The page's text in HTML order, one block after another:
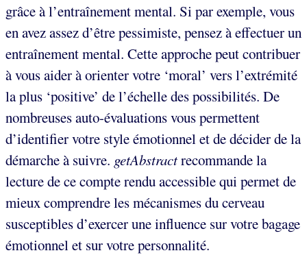
grâce à l’entraînement mental. Si par exemple, vous
en avez assez d’être pessimiste, pensez à effectuer un
entraînement mental. Cette approche peut contribuer
à vous aider à orienter votre ‘moral’ vers l’extrémité
la plus ‘positive’ de l’échelle des possibilités. De
nombreuses auto-évaluations vous permettent
d’identifier votre style émotionnel et de décider de la
démarche à suivre. getAbstractrecommande la
lecture de ce compte rendu accessible qui permet de
mieux comprendre les mécanismes du cerveau
susceptibles d’exercer une influence sur votre bagage
émotionnel et sur votre personnalité.